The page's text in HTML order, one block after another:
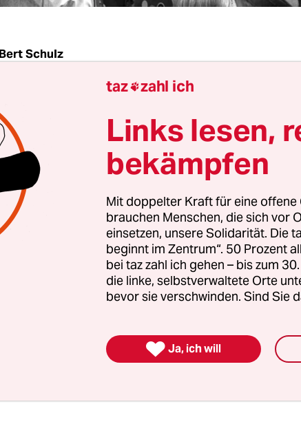
Bert Schulz
beeindruckend, wie nahe sich Geschichte und
bisweilen kommen – räumlich und zeitlich.
den ersten Blick absurd anmuten mag: Genau
Gefühl für die Zukunft. Besser: ein Gefühl dort
spielt. Zumindest so lange wir in linearen
denken.
zwei Beispiele dieser zeitlichen
Am Freitag ist der2. Juni– mehr muss
nicht mehr sagen. Vor 50 Jahren wurde an
Symbol einer sich etablierenden und
taz zahl ich
Links lesen,
bekämpfen
Mit doppelter Kraft für eine offene
brauchen Menschen, die sich vor
einsetzen, unsere Solidarität. Die
beginnt im Zentrum“. 50 Prozent
bei taz zahl ich gehen – bis zum
die linke, selbstverwaltete Orte
bevor sie verschwinden. Sind Sie
 Ja, ich will